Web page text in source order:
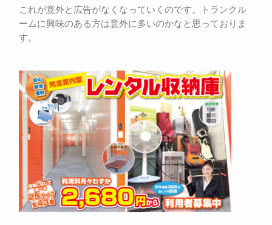
これが意外と広告がなくなっていくのです。トランクル
ームに興味のある方は意外に多いのかなと思っておりま
す。